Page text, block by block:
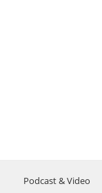
Podcast & Video